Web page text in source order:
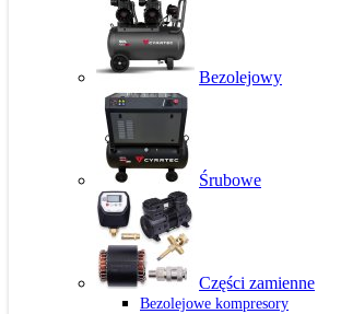
Bezolejowy
Śrubowe
Części zamienne
Bezolejowe kompresory